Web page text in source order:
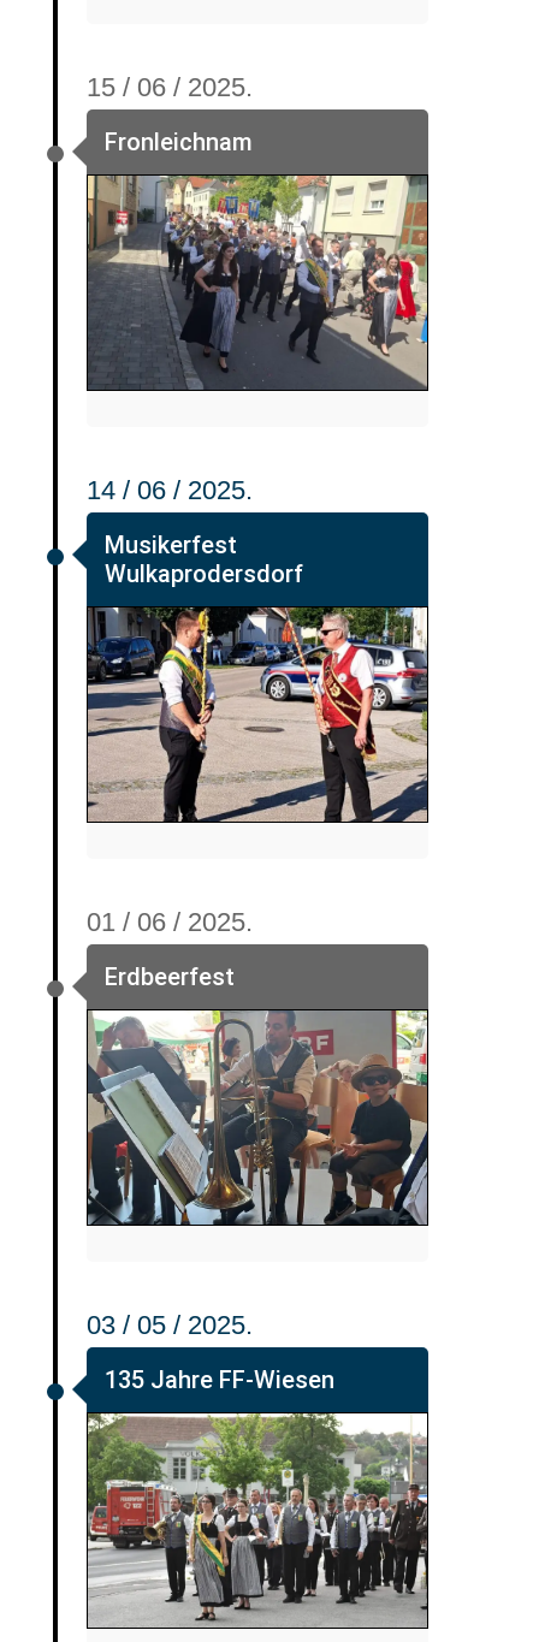
15 / 06 / 2025.
Fronleichnam
14 / 06 / 2025.
Musikerfest
Wulkaprodersdorf
01 / 06 / 2025.
Erdbeerfest
03 / 05 / 2025.
135 Jahre FF-Wiesen